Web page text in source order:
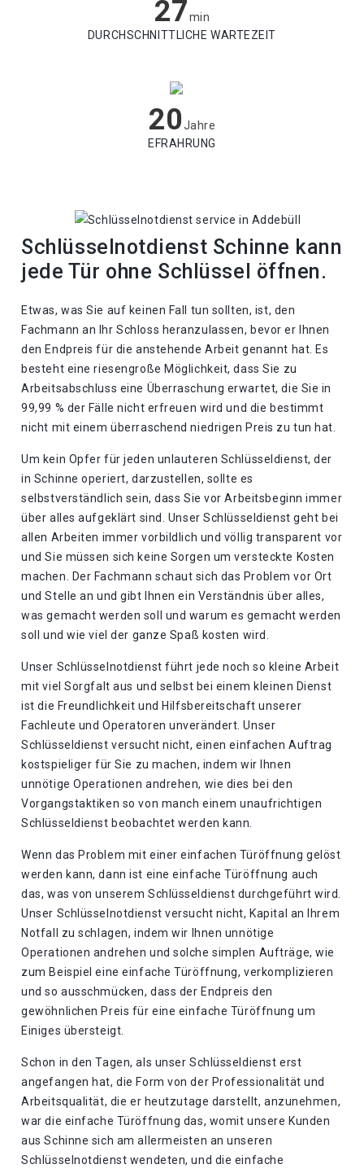
27min
DURCHSCHNITTLICHE WARTEZEIT
20Jahre
EFRAHRUNG
Schlüsselnotdienst Schinne kann
jede Tür ohne Schlüssel öffnen.
Etwas, was Sie auf keinen Fall tun sollten, ist, den
Fachmann an Ihr Schloss heranzulassen, bevor er Ihnen
den Endpreis für die anstehende Arbeit genannt hat. Es
besteht eine riesengroße Möglichkeit, dass Sie zu
Arbeitsabschluss eine Überraschung erwartet, die Sie in
99,99 % der Fälle nicht erfreuen wird und die bestimmt
nicht mit einem überraschend niedrigen Preis zu tun hat.
Um kein Opfer für jeden unlauteren Schlüsseldienst, der
in Schinne operiert, darzustellen, sollte es
selbstverständlich sein, dass Sie vor Arbeitsbeginn immer
über alles aufgeklärt sind. Unser Schlüsseldienst geht bei
allen Arbeiten immer vorbildlich und völlig transparent vor
und Sie müssen sich keine Sorgen um versteckte Kosten
machen. Der Fachmann schaut sich das Problem vor Ort
und Stelle an und gibt Ihnen ein Verständnis über alles,
was gemacht werden soll und warum es gemacht werden
soll und wie viel der ganze Spaß kosten wird.
Unser Schlüsselnotdienst führt jede noch so kleine Arbeit
mit viel Sorgfalt aus und selbst bei einem kleinen Dienst
ist die Freundlichkeit und Hilfsbereitschaft unserer
Fachleute und Operatoren unverändert. Unser
Schlüsseldienst versucht nicht, einen einfachen Auftrag
kostspieliger für Sie zu machen, indem wir Ihnen
unnötige Operationen andrehen, wie dies bei den
Vorgangstaktiken so von manch einem unaufrichtigen
Schlüsseldienst beobachtet werden kann.
Wenn das Problem mit einer einfachen Türöffnung gelöst
werden kann, dann ist eine einfache Türöffnung auch
das, was von unserem Schlüsseldienst durchgeführt wird.
Unser Schlüsselnotdienst versucht nicht, Kapital an Ihrem
Notfall zu schlagen, indem wir Ihnen unnötige
Operationen andrehen und solche simplen Aufträge, wie
zum Beispiel eine einfache Türöffnung, verkomplizieren
und so ausschmücken, dass der Endpreis den
gewöhnlichen Preis für eine einfache Türöffnung um
Einiges übersteigt.
Schon in den Tagen, als unser Schlüsseldienst erst
angefangen hat, die Form von der Professionalität und
Arbeitsqualität, die er heutzutage darstellt, anzunehmen,
war die einfache Türöffnung das, womit unsere Kunden
aus Schinne sich am allermeisten an unseren
Schlüsselnotdienst wendeten, und die einfache